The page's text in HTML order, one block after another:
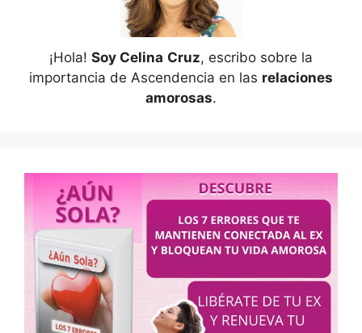
¡Hola! Soy Celina Cruz, escribo sobre la
importancia de Ascendencia en las relaciones
amorosas.